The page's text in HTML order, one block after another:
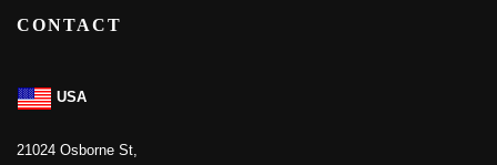
CONTACT
USA
21024 Osborne St,